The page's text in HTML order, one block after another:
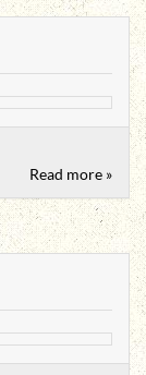
Read more »